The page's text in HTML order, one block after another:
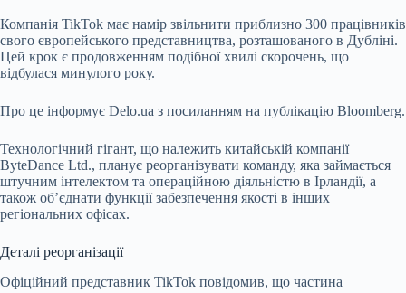
Компанія TikTok має намір звільнити приблизно 300 працівників
свого європейського представництва, розташованого в Дубліні.
Цей крок є продовженням подібної хвилі скорочень, що
відбулася минулого року.
Про це інформує Delo.ua з посиланням на публікацію Bloomberg.
Технологічний гігант, що належить китайській компанії
ByteDance Ltd., планує реорганізувати команду, яка займається
штучним інтелектом та операційною діяльністю в Ірландії, а
також об’єднати функції забезпечення якості в інших
регіональних офісах.
Деталі реорганізації
Офіційний представник TikTok повідомив, що частина